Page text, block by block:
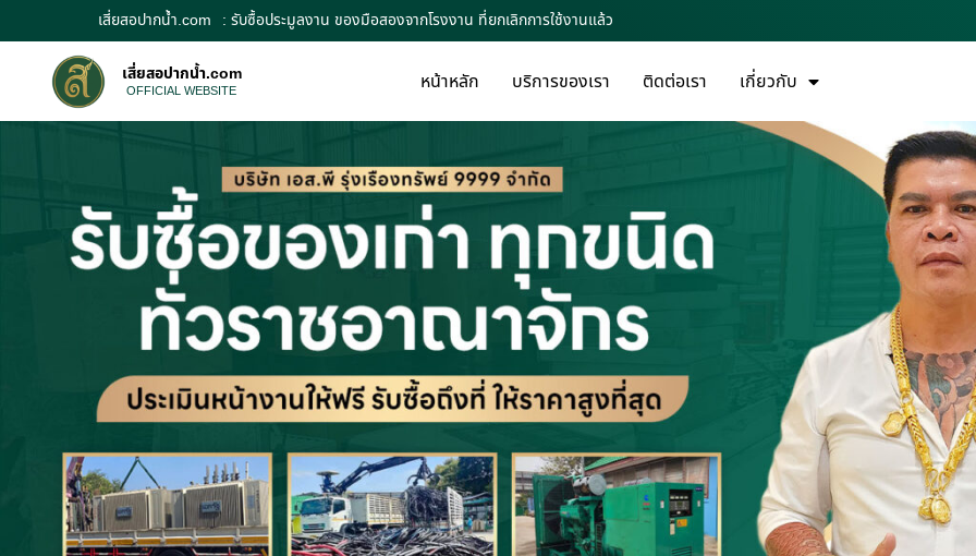
เสี่ยสอปากน้ำ.com : รับซื้อประมูลงาน ของมือสองจากโรงงาน ที่ยกเลิกการใช้งานแล้ว
เสี่ยสอปากน้ำ.com
OFFICIAL WEBSITE หน้าหลัก บริการของเรา ติดต่อเรา เกี่ยวกับ